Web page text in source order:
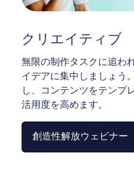
クリエイティブ
無限の制作タスクに追わ
イデアに集中しましょう
し、コンテンツをテンプ
活用度を高めます。
創造性解放ウェビナー